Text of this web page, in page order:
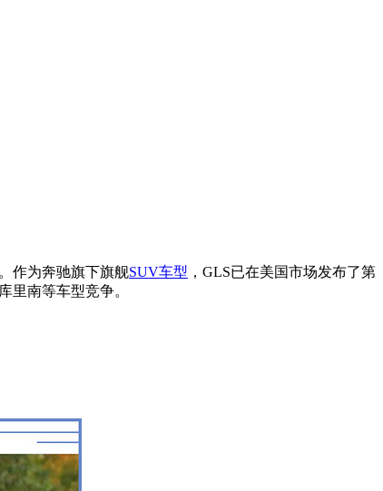
作为奔驰旗下旗舰SUV车型 ，GLS已在美国市场发布了第
里南等车型竞争。